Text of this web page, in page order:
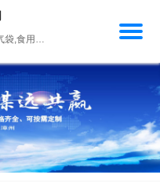
主营产品：防雾保鲜袋,保鲜透气袋,食用菌栽培袋,高低压防潮袋,塑料制品